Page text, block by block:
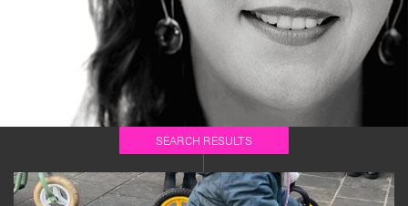
SEARCH RESULTS